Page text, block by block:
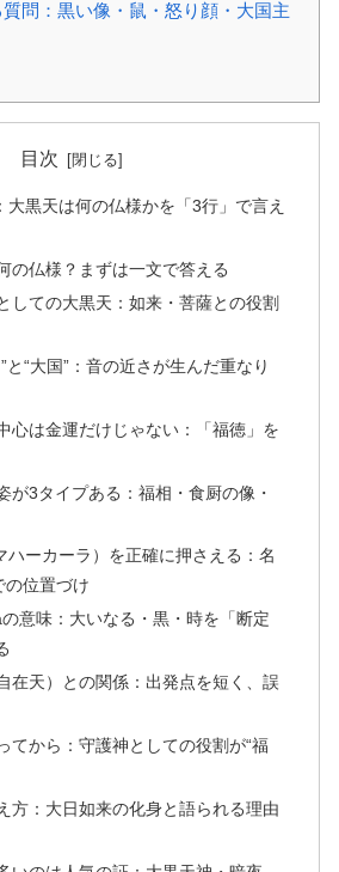
問：黒い像・鼠・怒り顔・大国主
目次
大黒天は何の仏様かを「3行」で言え
の仏様？まずは一文で答える
しての大黒天：如来・菩薩との役割
と“大国”：音の近さが生んだ重なり
心は金運だけじゃない：「福徳」を
が3タイプある：福相・食厨の像・
ハーカーラ）を正確に押さえる：名
の位置づけ
意味：大いなる・黒・時を「断定
在天）との関係：出発点を短く、誤
てから：守護神としての役割が“福
方：大日如来の化身と語られる理由